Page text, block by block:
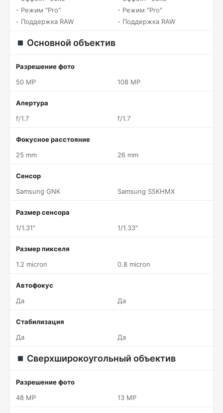
- Режим "Pro"
- Поддержка RAW
- Режим "Pro"
- Поддержка RAW
Основной объектив
Разрешение фото
50 MP
108 MP
Апертура
f/1.7
f/1.7
Фокусное расстояние
25 mm
26 mm
Сенсор
Samsung GNK
Samsung S5KHMX
Размер сенсора
1/1.31"
1/1.33"
Размер пикселя
1.2 micron
0.8 micron
Автофокус
Да
Да
Стабилизация
Да
Да
Сверхширокоугольный объектив
Разрешение фото
48 MP
13 MP